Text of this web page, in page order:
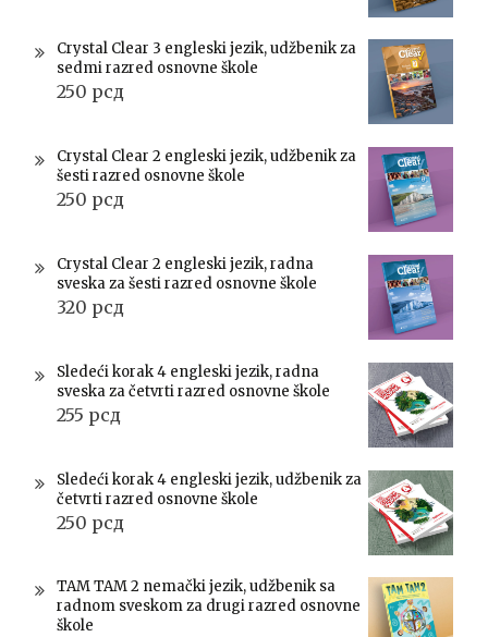
Crystal Clear 3 engleski jezik, udžbenik za
sedmi razred osnovne škole
250 рсд
Crystal Clear 2 engleski jezik, udžbenik za
šesti razred osnovne škole
250 рсд
Crystal Clear 2 engleski jezik, radna
sveska za šesti razred osnovne škole
320 рсд
Sledeći korak 4 engleski jezik, radna
sveska za četvrti razred osnovne škole
255 рсд
Sledeći korak 4 engleski jezik, udžbenik za
četvrti razred osnovne škole
250 рсд
TAM TAM 2 nemački jezik, udžbenik sa
radnom sveskom za drugi razred osnovne
škole